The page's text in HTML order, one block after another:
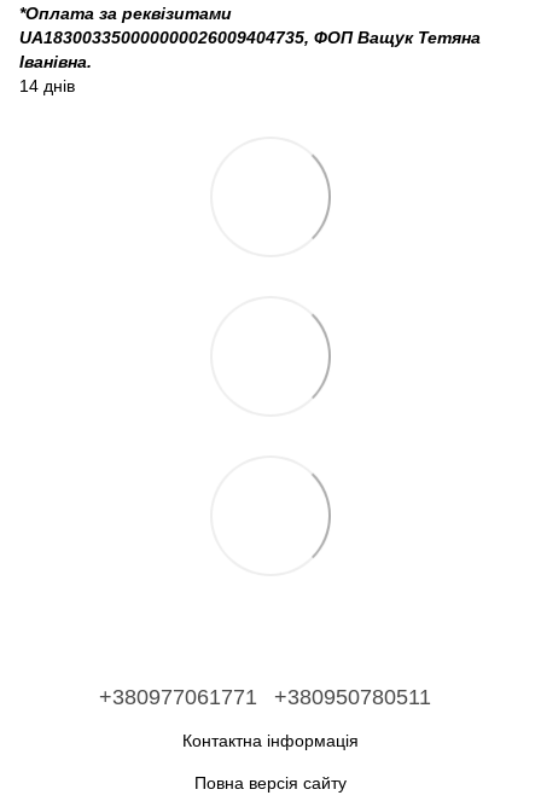
*Оплата за реквізитами
UA183003350000000026009404735, ФОП Ващук Тетяна
Іванівна.
14 днів
+380977061771 +380950780511
Контактна інформація
Повна версія сайту